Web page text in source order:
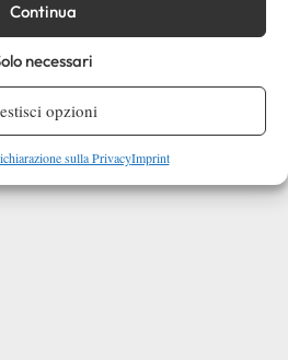
Continua
necessari
opzioni
sulla PrivacyImprint